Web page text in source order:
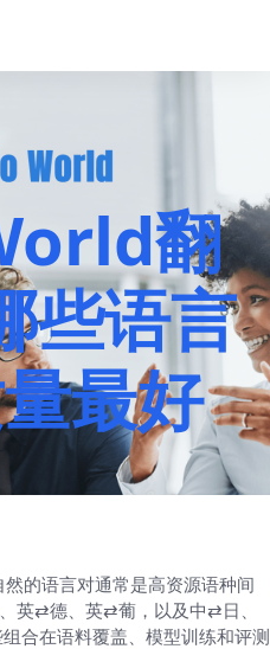
翻
些语言
最好
的语言对通常是高资源语种间
英⇄德、英⇄葡，以及中⇄日、
合在语料覆盖、模型训练和评测